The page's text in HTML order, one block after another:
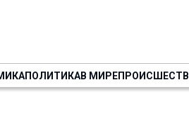
ПОЛИТИКАВ МИРЕ